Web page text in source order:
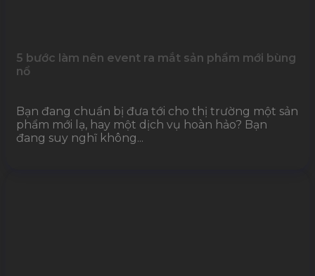
5 bước làm nên event ra mắt sản phẩm mới bùng
nổ
Bạn đang chuẩn bị đưa tới cho thị trường một sản
phẩm mới lạ, hay một dịch vụ hoàn hảo? Bạn
đang suy nghĩ không...